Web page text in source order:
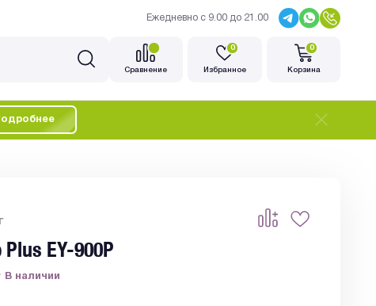
Ежедневно с 9.00 до 21.00
Cравнение
0
Избранное
0
Корзина
Plus EY-900P
В наличии